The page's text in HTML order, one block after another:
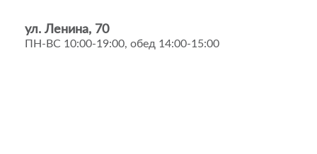
ул. Ленина, 70
ПН-ВС 10:00-19:00, обед 14:00-15:00